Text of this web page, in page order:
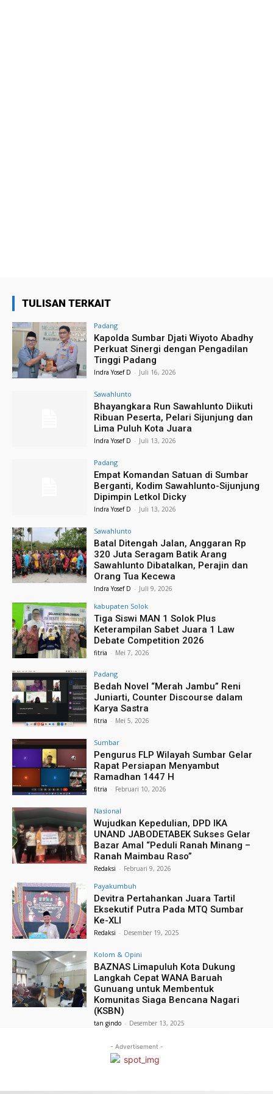
TULISAN TERKAIT
Padang
Kapolda Sumbar Djati Wiyoto Abadhy
Perkuat Sinergi dengan Pengadilan
Tinggi Padang
Indra Yosef D - Juli 16, 2026
Sawahlunto
Bhayangkara Run Sawahlunto Diikuti
Ribuan Peserta, Pelari Sijunjung dan
Lima Puluh Kota Juara
Indra Yosef D - Juli 13, 2026
Padang
Empat Komandan Satuan di Sumbar
Berganti, Kodim Sawahlunto-Sijunjung
Dipimpin Letkol Dicky
Indra Yosef D - Juli 13, 2026
Sawahlunto
Batal Ditengah Jalan, Anggaran Rp
320 Juta Seragam Batik Arang
Sawahlunto Dibatalkan, Perajin dan
Orang Tua Kecewa
Indra Yosef D - Juli 9, 2026
kabupaten Solok
Tiga Siswi MAN 1 Solok Plus
Keterampilan Sabet Juara 1 Law
Debate Competition 2026
fitria - Mei 7, 2026
Padang
Bedah Novel “Merah Jambu” Reni
Juniarti, Counter Discourse dalam
Karya Sastra
fitria - Mei 5, 2026
Sumbar
Pengurus FLP Wilayah Sumbar Gelar
Rapat Persiapan Menyambut
Ramadhan 1447 H
fitria - Februari 10, 2026
Nasional
Wujudkan Kepedulian, DPD IKA
UNAND JABODETABEK Sukses Gelar
Bazar Amal “Peduli Ranah Minang –
Ranah Maimbau Raso”
Redaksi - Februari 9, 2026
Payakumbuh
Devitra Pertahankan Juara Tartil
Eksekutif Putra Pada MTQ Sumbar
Ke-XLI
Redaksi - Desember 19, 2025
Kolom & Opini
BAZNAS Limapuluh Kota Dukung
Langkah Cepat WANA Baruah
Gunuang untuk Membentuk
Komunitas Siaga Bencana Nagari
(KSBN)
tan gindo - Desember 13, 2025
- Advertisement -